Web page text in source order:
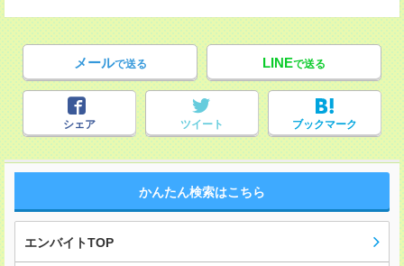
メールで送る LINEで送る
シェア ツイート ブックマーク
かんたん検索はこちら
エンバイトTOP